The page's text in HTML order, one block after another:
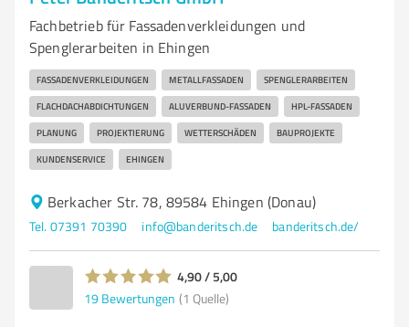
Fachbetrieb für Fassadenverkleidungen und
Spenglerarbeiten in Ehingen
FASSADENVERKLEIDUNGEN METALLFASSADEN SPENGLERARBEITEN
FLACHDACHABDICHTUNGEN ALUVERBUND-FASSADEN HPL-FASSADEN
PLANUNG PROJEKTIERUNG WETTERSCHÄDEN BAUPROJEKTE
KUNDENSERVICE EHINGEN
Berkacher Str. 78, 89584 Ehingen (Donau)
Tel. 07391 70390 info@banderitsch.de banderitsch.de/
4,90 / 5,00
19 Bewertungen (1 Quelle)